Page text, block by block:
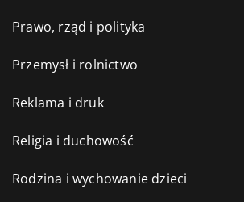
Prawo, rząd i polityka
Przemysł i rolnictwo
Reklama i druk
Religia i duchowość
Rodzina i wychowanie dzieci